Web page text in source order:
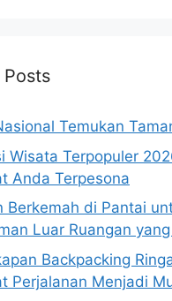
Temukan
Wisata Terpopuler
Anda Terpesona
Berkemah di Pantai
Luar Ruangan
Backpacking
Perjalanan Menjadi